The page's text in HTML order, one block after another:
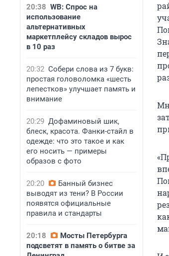
20:38 WB: Спрос на
использование
альтернативных
маркетплейсу складов вырос
в 10 раз
20:32 Собери слова из 7 букв:
простая головоломка «шесть
лепестков» улучшает память и
внимание
20:29 Дофаминовый шик,
блеск, красота. Фанки-стайл в
одежде: что это такое и как
его носить — примеры
образов с фото
20:20
Банный бизнес
выводят из тени? В России
появятся официальные
правила и стандарты
20:18
Мосты Петербурга
подсветят в память о битве за